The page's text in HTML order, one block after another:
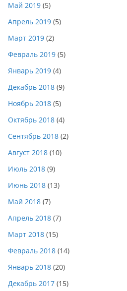
Май 2019 (5)
Апрель 2019 (5)
Март 2019 (2)
Февраль 2019 (5)
Январь 2019 (4)
Декабрь 2018 (9)
Ноябрь 2018 (5)
Октябрь 2018 (4)
Сентябрь 2018 (2)
Август 2018 (10)
Июль 2018 (9)
Июнь 2018 (13)
Май 2018 (7)
Апрель 2018 (7)
Март 2018 (15)
Февраль 2018 (14)
Январь 2018 (20)
Декабрь 2017 (15)